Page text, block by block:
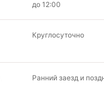
до 12:00
Круглосуточно
Ранний заезд и